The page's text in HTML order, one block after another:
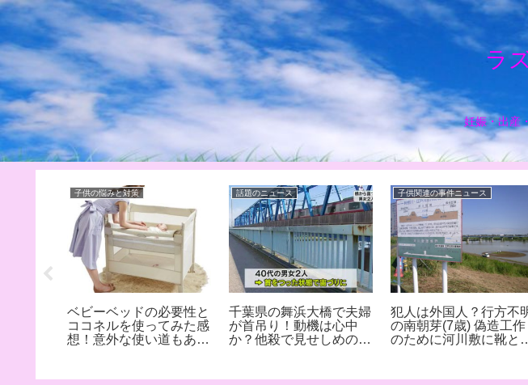
ラ
妊娠・出産
子供の悩みと対策
ベビーベッドの必要性と
ココネルを使ってみた感
想！意外な使い道もあっ
話題のニュース
千葉県の舞浜大橋で夫婦
が首吊り！動機は心中
か？他殺で見せしめの可
子供関連の事件ニュース
犯人は外国人？行方不
の南朝芽(7歳) 偽造工作
のために河川敷に靴と